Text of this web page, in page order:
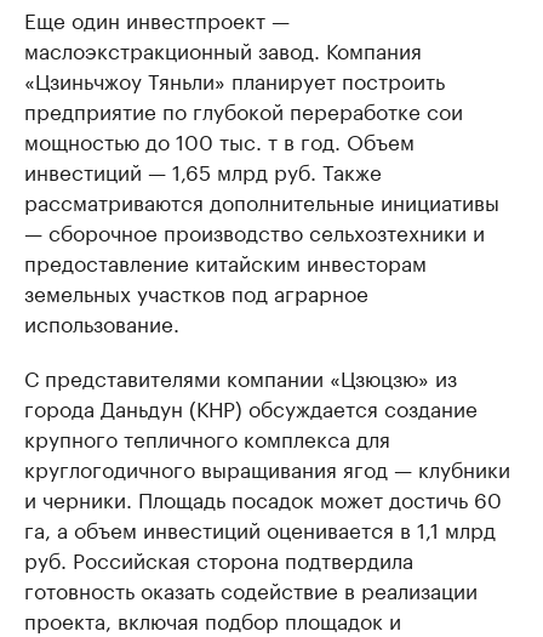
Еще один инвестпроект —
маслоэкстракционный завод. Компания
«Цзиньчжоу Тяньли» планирует построить
предприятие по глубокой переработке сои
мощностью до 100 тыс. т в год. Объем
инвестиций — 1,65 млрд руб. Также
рассматриваются дополнительные инициативы
— сборочное производство сельхозтехники и
предоставление китайским инвесторам
земельных участков под аграрное
использование.
С представителями компании «Цзюцзю» из
города Даньдун (КНР) обсуждается создание
крупного тепличного комплекса для
круглогодичного выращивания ягод — клубники
и черники. Площадь посадок может достичь 60
га, а объем инвестиций оценивается в 1,1 млрд
руб. Российская сторона подтвердила
готовность оказать содействие в реализации
проекта, включая подбор площадок и